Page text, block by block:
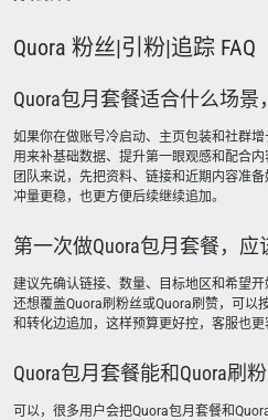
Quora 粉丝|引粉|追踪 FAQ
Quora包月套餐适合什么场景
如果你在做账号冷启动、主页包装和社群
用来补基础数据、提升第一眼观感和配合
团队来说，先把资料、链接和近期内容准
冲量更稳，也更方便后续继续追加。
第一次做Quora包月套餐，应
建议先确认链接、数量、目标地区和希望
还想覆盖Quora刷粉丝或Quora刷赞，可以
和转化边追加，这样预算更好控，客服也更
Quora包月套餐能和Quora刷
可以，很多用户会把Quora包月套餐和